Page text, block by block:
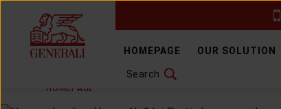
HOMEPAGE OUR SOLUTION
Search
HOMEPAGE
TUESDAY, 12 JULY 2022
CHANGE LANGUAGE
DOWNLOAD GEN ICLICK